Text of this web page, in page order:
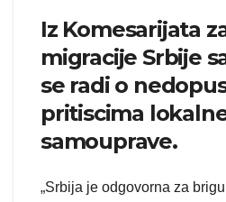
Iz Komesarijata
migracije Srbije
se radi o
pritiscima
samouprave.
„Srbija je odgovorna za